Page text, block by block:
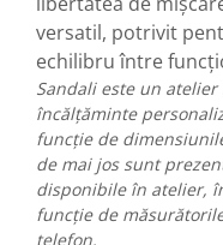
versatil, potrivit
echilibru între
Sandali este un
încălțăminte
funcție de
de mai jos sunt
disponibile în atelier,
funcție de
telefon.